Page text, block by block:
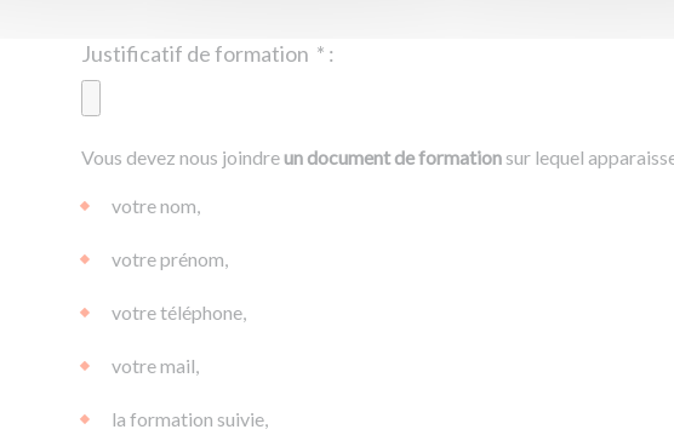
* :
||0.00 Ko
Vous devez nous joindreun document de formation sur lequel
votre nom,
votre prénom,
votre téléphone,
votre mail,
la formation suivie,